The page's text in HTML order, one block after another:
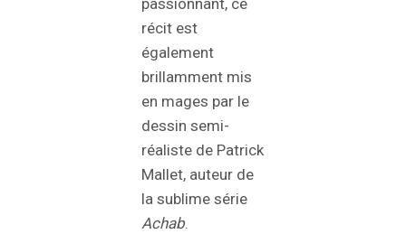
passionnant, ce
récit est
également
brillamment mis
en mages par le
dessin semi-
réaliste de Patrick
Mallet, auteur de
la sublime série
Achab.